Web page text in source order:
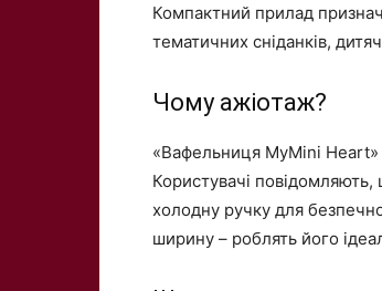
Компактний прилад
тематичних сніданків,
Чому ажіотаж?
«Вафельниця MyMini Heart»
Користувачі повідомляють,
холодну ручку для
ширину – роблять його